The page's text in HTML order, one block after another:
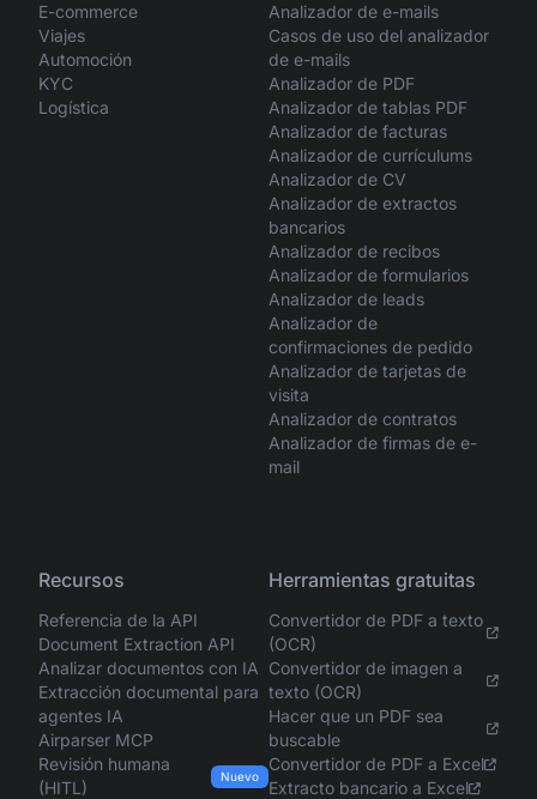
E-commerce
Viajes
Automoción
KYC
Logística
Analizador de e-mails
Casos de uso del analizador
de e-mails
Analizador de PDF
Analizador de tablas PDF
Analizador de facturas
Analizador de currículums
Analizador de CV
Analizador de extractos
bancarios
Analizador de recibos
Analizador de formularios
Analizador de leads
Analizador de
confirmaciones de pedido
Analizador de tarjetas de
visita
Analizador de contratos
Analizador de firmas de e-
mail
Recursos
Referencia de la API
Document Extraction API
Analizar documentos con IA
Extracción documental para
agentes IA
Airparser MCP
Revisión humana
(HITL)
Nuevo
Herramientas gratuitas
Convertidor de PDF a texto
(OCR)
Convertidor de imagen a
texto (OCR)
Hacer que un PDF sea
buscable
Convertidor de PDF a Excel
Extracto bancario a Excel